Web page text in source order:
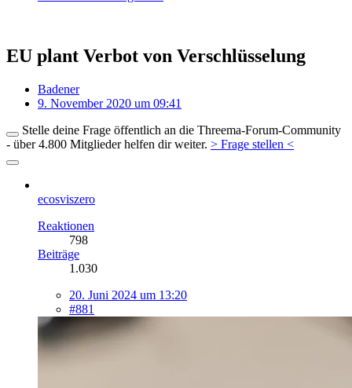
EU plant Verbot von Verschlüsselung
Badener
9. November 2020 um 09:41
Stelle deine Frage öffentlich an die Threema-Forum-Community
- über 4.800 Mitglieder helfen dir weiter. > Frage stellen <
ecosviszero
Reaktionen
798
Beiträge
1.030
20. Juni 2024 um 13:20
#881